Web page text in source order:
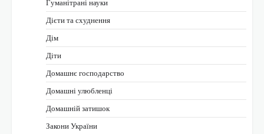
Гуманітрані науки
Дієти та схуднення
Дім
Діти
Домашнє господарство
Домашні улюбленці
Домашній затишок
Закони України